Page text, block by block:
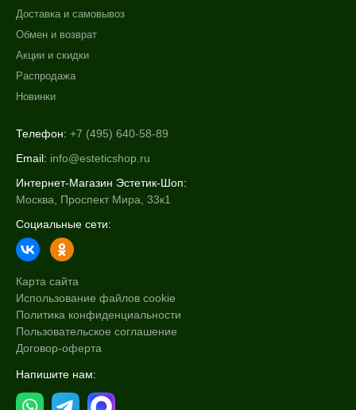
Доставка и самовывоз
Обмен и возврат
Акции и скидки
Распродажа
Новинки
Телефон: +7 (495) 640-58-89
Email: info@esteticshop.ru
Интернет-Магазин Эстетик-Шоп:
Москва, Проспект Мира, 33к1
Социальные сети:
Карта сайта
Использование файлов cookie
Политика конфиденциальности
Пользовательское соглашение
Договор-оферта
Напишите нам: